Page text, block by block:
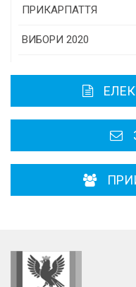
ПРИКАРПАТТЯ
Історична довідка
Районні, міські ради
ВИБОРИ 2020